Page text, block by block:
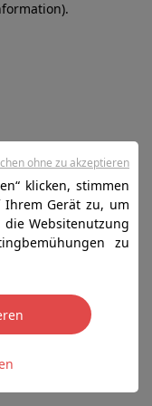
.
klicken, stimmen
Ihrem Gerät zu, um
die Websitenutzung
zu
ohne zu akzeptieren